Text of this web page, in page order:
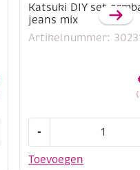
Katsuki DIY set
jeans mix
Artikelnummer:
Toevoegen
-
set